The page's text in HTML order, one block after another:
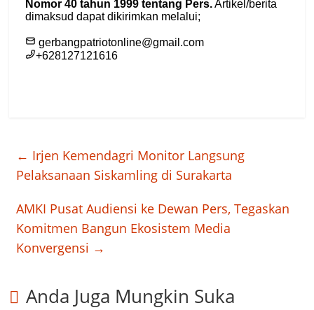
← Irjen Kemendagri Monitor Langsung
Pelaksanaan Siskamling di Surakarta
AMKI Pusat Audiensi ke Dewan Pers, Tegaskan
Komitmen Bangun Ekosistem Media
Konvergensi →
Anda Juga Mungkin Suka